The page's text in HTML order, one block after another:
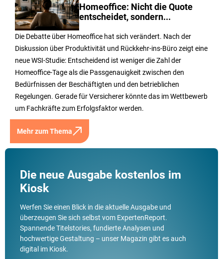
Homeoffice: Nicht die Quote
entscheidet, sondern...
Die Debatte über Homeoffice hat sich verändert. Nach der
Diskussion über Produktivität und Rückkehr-ins-Büro zeigt eine
neue WSI-Studie: Entscheidend ist weniger die Zahl der
Homeoffice-Tage als die Passgenauigkeit zwischen den
Bedürfnissen der Beschäftigten und den betrieblichen
Regelungen. Gerade für Versicherer könnte das im Wettbewerb
um Fachkräfte zum Erfolgsfaktor werden.
Mehr zum Thema
Die neue Ausgabe kostenlos im
Kiosk
Werfen Sie einen Blick in die aktuelle Ausgabe und
überzeugen Sie sich selbst vom ExpertenReport.
Spannende Titelstories, fundierte Analysen und
hochwertige Gestaltung – unser Magazin gibt es auch
digital im Kiosk.